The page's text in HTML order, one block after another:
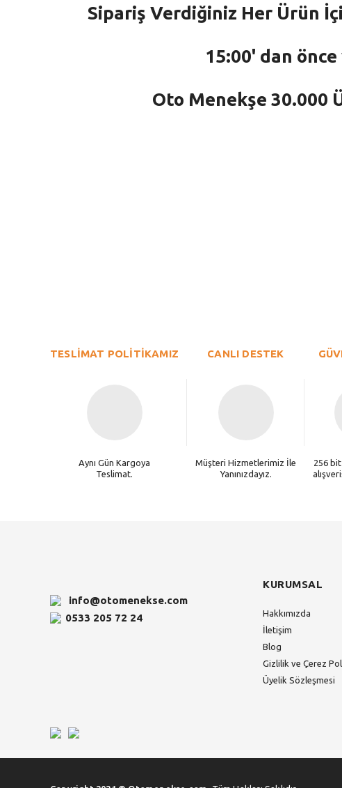
Sipariş Verdiğiniz Her Ürün
15:00' dan
Oto Menekşe 30.000
Ürün açıklamasında eksik bilgiler bulunuyor.
TESLİMAT POLİTİKAMIZ
Aynı Gün Kargoya
Teslimat.
CANLI DESTEK
Müşteri Hizmetlerimiz İle
Yanınızdayız.
256 bit
info@otomenekse.com
0533 205 72 24
KURUMSAL
Hakkımızda
İletişim
Blog
Gizlilik ve Çerez
Üyelik Sözleşmesi